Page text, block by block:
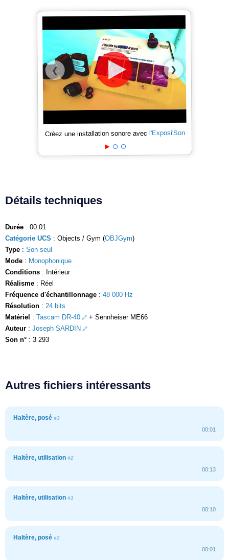
❮ ❯
Créez une installation sonore avec l'Exposi'Son
Détails techniques
Durée : 00:01
Catégorie UCS : Objects / Gym (OBJGym)
Type : Son seul
Mode : Monophonique
Conditions : Intérieur
Réalisme : Réel
Fréquence d'échantillonnage : 48 000 Hz
Résolution : 24 bits
Matériel : Tascam DR-40
+ Sennheiser ME66
Auteur : Joseph SARDIN
Son n° : 3 293
Autres fichiers intéressants
Haltère, posé #3
00:01
Haltère, utilisation #2
00:13
Haltère, utilisation #1
00:10
Haltère, posé #2
00:01